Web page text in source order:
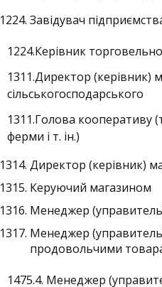
Завідувач
1224.Керівник
1311.Директор (керівник)
сільськогосподарського
1311.Голова кооперативу
ферми і т. ін.)
Директор (керівник)
Керуючий магазином
Менеджер
Менеджер (управитель)
продовольчими
1475.4. Менеджер